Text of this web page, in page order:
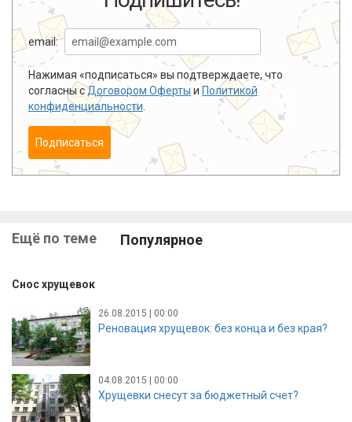
email:
Нажимая «подписаться» вы подтверждаете, что
согласны сДоговором Оферты и Политикой
конфиденциальности
Подписаться
Ещё по теме Популярное
Снос хрущевок
26.08.2015 | 00:00
Реновация хрущевок: без конца и без края?
04.08.2015 | 00:00
Хрущевки снесут за бюджетный счет?